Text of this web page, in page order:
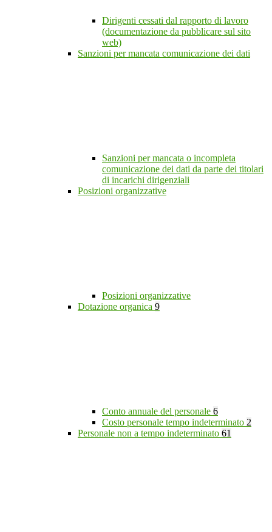
Dirigenti cessati dal rapporto di lavoro
(documentazione da pubblicare sul sito
web)
Sanzioni per mancata comunicazione dei dati
Sanzioni per mancata o incompleta
comunicazione dei dati da parte dei titolari
di incarichi dirigenziali
Posizioni organizzative
Posizioni organizzative
Dotazione organica 9
Conto annuale del personale 6
Costo personale tempo indeterminato 2
Personale non a tempo indeterminato 61